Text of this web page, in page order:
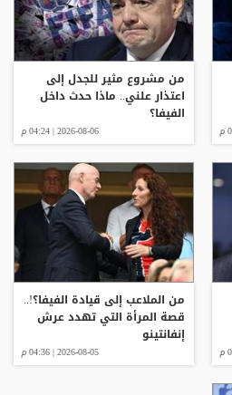
من مشروع مثير للجدل إلى
اعتذار علني.. ماذا حدث داخل
الفيفا؟
2026-08-06 | 04:24 م
من الملاعب إلى قيادة الفيفا؟!..
قصة المرأة التي تهدد عرش
إنفانتينو
2026-08-05 | 04:36 م